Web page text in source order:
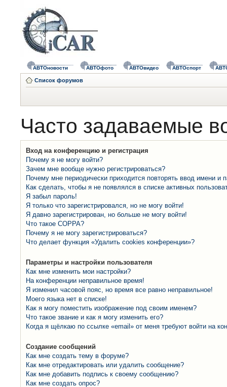
АВТОновости АВТОфото АВТОвидео АВТОспорт
Список форумов
Часто задаваемые
Вход на конференцию и регистрация
Почему я не могу войти?
Зачем мне вообще нужно регистрироваться?
Почему мне периодически приходится повторять ввод имени и
Как сделать, чтобы я не появлялся в списке активных
Я забыл пароль!
Я только что зарегистрировался, но не могу войти!
Я давно зарегистрирован, но больше не могу войти!
Что такое COPPA?
Почему я не могу зарегистрироваться?
Что делает функция «Удалить cookies конференции»?
Параметры и настройки пользователя
Как мне изменить мои настройки?
На конференции неправильное время!
Я изменил часовой пояс, но время все равно неправильное!
Моего языка нет в списке!
Как я могу поместить изображение под своим именем?
Что такое звание и как я могу изменить его?
Когда я щёлкаю по ссылке «email» от меня требуют войти на
Создание сообщений
Как мне создать тему в форуме?
Как мне отредактировать или удалить сообщение?
Как мне добавить подпись к своему сообщению?
Как мне создать опрос?